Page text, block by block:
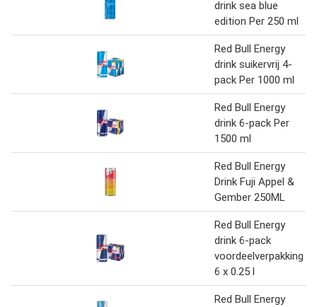
drink sea blue
edition Per 250 ml
Red Bull Energy
drink suikervrij 4-
pack Per 1000 ml
Red Bull Energy
drink 6-pack Per
1500 ml
Red Bull Energy
Drink Fuji Appel &
Gember 250ML
Red Bull Energy
drink 6-pack
voordeelverpakking
6 x 0.25 l
Red Bull Energy